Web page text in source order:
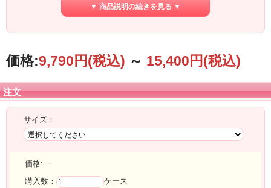
▼ 商品説明の続きを見る ▼
価格:9,790円(税込) ～ 15,400円(税込)
注文
サイズ：
価格: －
購入数：
ケース